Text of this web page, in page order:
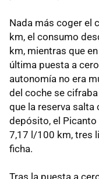
Nada más coger el
km, el consumo
km, mientras que
última puesta a
autonomía no era
del coche se
que la reserva salta
depósito, el
7,17 l/100 km, tres
ficha.
Tras la puesta a